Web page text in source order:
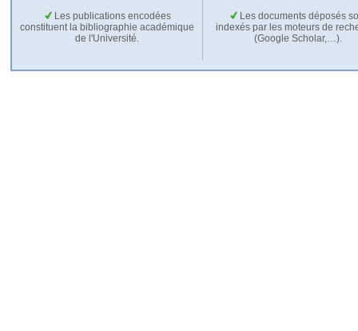
Les publications encodées
constituent la bibliographie académique
de l'Université.
Les documents déposés
indexés par les moteurs de
(Google Scholar,…).